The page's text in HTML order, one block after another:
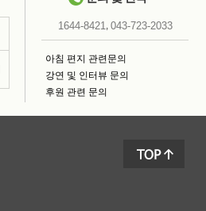
1644-8421, 043-723-2033
아침 편지 관련문의
강연 및 인터뷰 문의
후원 관련 문의